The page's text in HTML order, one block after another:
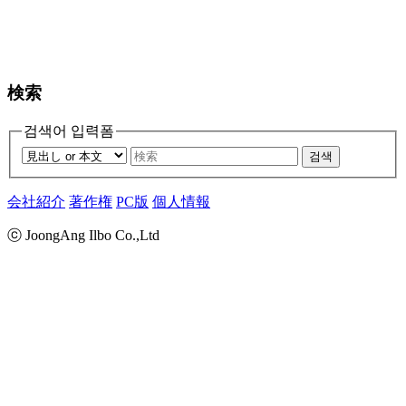
検索
검색어 입력폼
검색
会社紹介 著作権 PC版 個人情報
ⓒ JoongAng Ilbo Co.,Ltd